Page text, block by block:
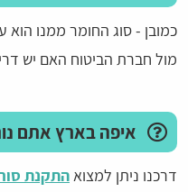
כמובן - סוג החומר ממנו הוא
מול חברת הביטוח האם יש
איפה בארץ אתם
דרכנו ניתן למצואהתקנת